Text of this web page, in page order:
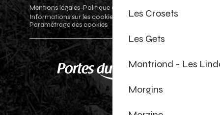
Les Crosets
Les Gets
Montriond - Les
Morgins
Mentions légales-Politique de confidentialité
Informations sur les cookies
Boutique officielle-
Paramétrage des cookies